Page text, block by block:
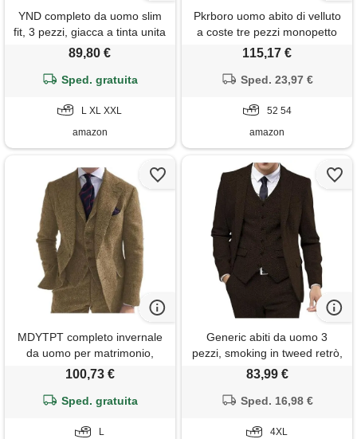
YND completo da uomo slim
fit, 3 pezzi, giacca a tinta unita
con un bottone, gilet,
xxl
89,80 €
Sped. gratuita
L XL XXL
amazon
Pkrboro uomo abito di velluto
a coste tre pezzi monopetto
pulsante risvolto dentellato
sposo smoking
115,17 €
Sped. 23,97 €
52 54
amazon
MDYTPT completo invernale
da uomo per matrimonio,
abito formale da sposo, a
pezzi (giacca + gilet +
100,73 €
Sped. gratuita
L
Generic abiti da uomo 3
pezzi, smoking in tweed retrò,
abiti da sposa, ballo, 3 pezzi,
giacca, gilet e pantaloni,
83,99 €
Sped. 16,98 €
4XL